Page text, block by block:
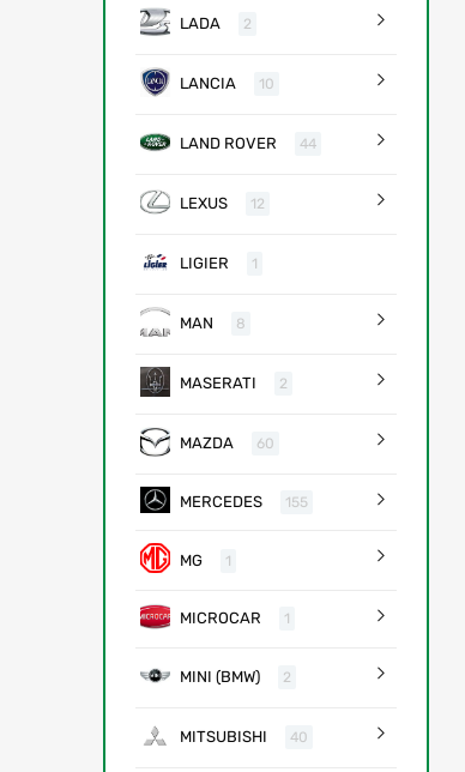
LADA 2
LANCIA 10
LAND ROVER 44
LEXUS 12
LIGIER 1
MAN 8
MASERATI 2
MAZDA 60
MERCEDES 155
MG 1
MICROCAR 1
MINI (BMW) 2
MITSUBISHI 40